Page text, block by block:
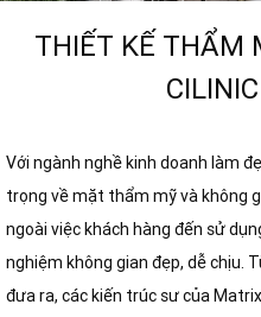
THIẾT KẾ THẨM
Với ngành nghề kinh doanh làm
trọng về mặt thẩm mỹ và không
ngoài việc khách hàng đến sử
nghiệm không gian đẹp, dễ chịu.
đưa ra, các kiến trúc sư của